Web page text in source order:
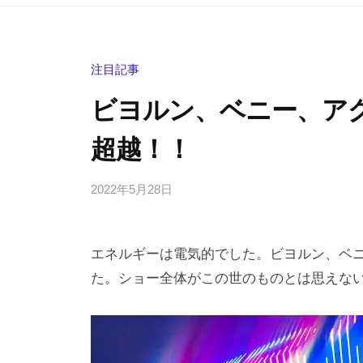
注目記事
ビヨルン、ベニー、ア
超越！！
2022年5月28日
i
g
の
コ
エネルギーは電気的でした。ビヨルン、ベ
た。ショー全体がこの世のものとは思えな